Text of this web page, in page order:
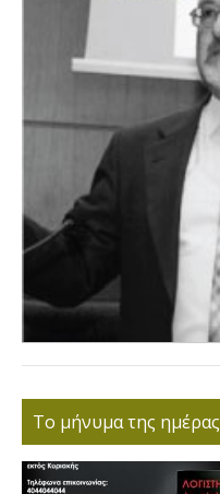
Το μήνυμα της ημέρας